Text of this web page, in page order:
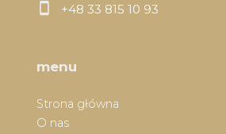
+48 33 815 10 93
menu
Strona główna
O nas